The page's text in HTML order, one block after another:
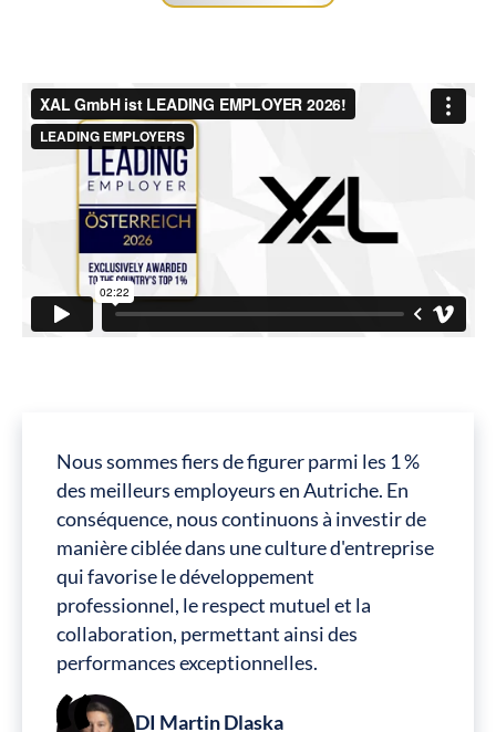
Nous sommes fiers de figurer parmi les 1 %
des meilleurs employeurs en Autriche. En
conséquence, nous continuons à investir de
manière ciblée dans une culture d'entreprise
qui favorise le développement
professionnel, le respect mutuel et la
collaboration, permettant ainsi des
performances exceptionnelles.
DI Martin Dlaska